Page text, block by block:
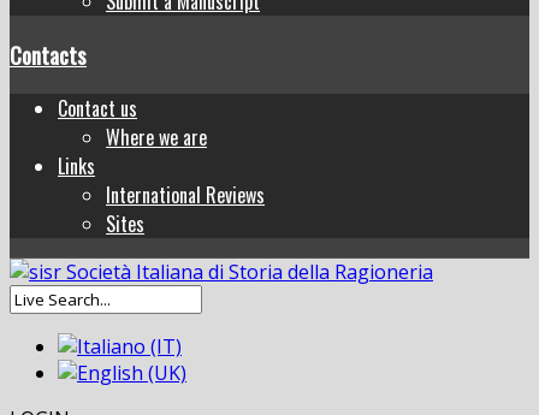
Contacts
Contact us
Where we are
Links
International Reviews
Sites